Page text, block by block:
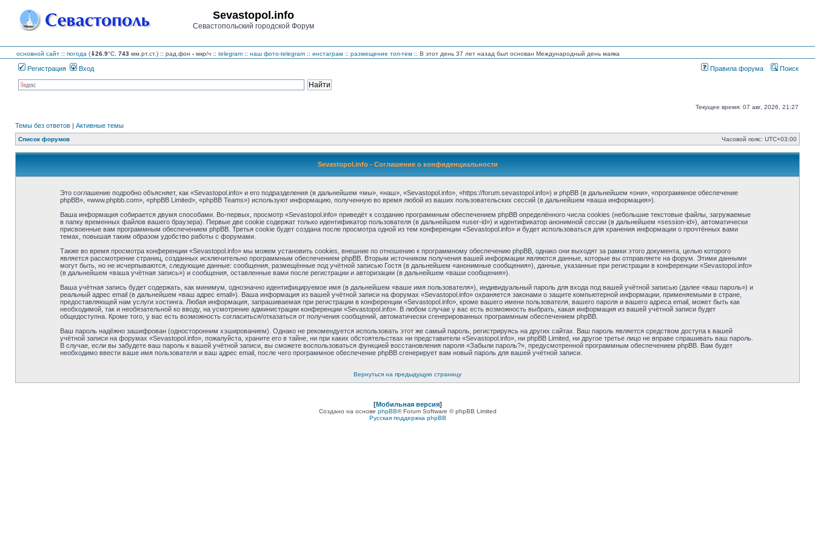
Sevastopol.info
Севастопольский городской Форум
основной сайт :: погода (⇓26.9°C, 743 мм.рт.ст.) :: рад.фон - мкр/ч :: telegram :: наш фото-telegram :: инстаграм :: размещение топ-тем :: В этот день 37 лет назад был основан Международный день маяка
Регистрация Вход Правила форума Поиск
Текущее время: 07 авг, 2026, 21:27
Темы без ответов | Активные темы
Список форумов Часовой пояс: UTC+03:00
Sevastopol.info - Соглашение о конфиденциальности
Это соглашение подробно объясняет, как «Sevastopol.info» и его подразделения (в дальнейшем «мы», «наш», «Sevastopol.info», «https://forum.sevastopol.info») и phpBB (в дальнейшем «они», «программное обеспечение
phpBB», «www.phpbb.com», «phpBB Limited», «phpBB Teams») используют информацию, полученную во время любой из ваших пользовательских сессий (в дальнейшем «ваша информация»).
Ваша информация собирается двумя способами. Во-первых, просмотр «Sevastopol.info» приведёт к созданию программным обеспечением phpBB определённого числа cookies (небольшие текстовые файлы, загружаемые
в папку временных файлов вашего браузера). Первые две cookie содержат только идентификатор пользователя (в дальнейшем «user-id») и идентификатор анонимной сессии (в дальнейшем «session-id»), автоматически
присвоенные вам программным обеспечением phpBB. Третья cookie будет создана после просмотра одной из тем конференции «Sevastopol.info» и будет использоваться для хранения информации о прочтённых вами
темах, повышая таким образом удобство работы с форумами.
Также во время просмотра конференции «Sevastopol.info» мы можем установить cookies, внешние по отношению к программному обеспечению phpBB, однако они выходят за рамки этого документа, целью которого
является рассмотрение страниц, созданных исключительно программным обеспечением phpBB. Вторым источником получения вашей информации являются данные, которые вы отправляете на форум. Этими данными
могут быть, но не исчерпываются, следующие данные: сообщения, размещённые под учётной записью Гостя (в дальнейшем «анонимные сообщения»), данные, указанные при регистрации в конференции «Sevastopol.info»
(в дальнейшем «ваша учётная запись») и сообщения, оставленные вами после регистрации и авторизации (в дальнейшем «ваши сообщения»).
Ваша учётная запись будет содержать, как минимум, однозначно идентифицируемое имя (в дальнейшем «ваше имя пользователя»), индивидуальный пароль для входа под вашей учётной записью (далее «ваш пароль») и
реальный адрес email (в дальнейшем «ваш адрес email»). Ваша информация из вашей учётной записи на форумах «Sevastopol.info» охраняется законами о защите компьютерной информации, применяемыми в стране,
предоставляющей нам услуги хостинга. Любая информация, запрашиваемая при регистрации в конференции «Sevastopol.info», кроме вашего имени пользователя, вашего пароля и вашего адреса email, может быть как
необходимой, так и необязательной ко вводу, на усмотрение администрации конференции «Sevastopol.info». В любом случае у вас есть возможность выбрать, какая информация из вашей учётной записи будет
общедоступна. Кроме того, у вас есть возможность согласиться/отказаться от получения сообщений, автоматически сгенерированных программным обеспечением phpBB.
Ваш пароль надёжно зашифрован (односторонним хэшированием). Однако не рекомендуется использовать этот же самый пароль, регистрируясь на других сайтах. Ваш пароль является средством доступа к вашей
учётной записи на форумах «Sevastopol.info», пожалуйста, храните его в тайне, ни при каких обстоятельствах ни представители «Sevastopol.info», ни phpBB Limited, ни другое третье лицо не вправе спрашивать ваш пароль.
В случае, если вы забудете ваш пароль к вашей учётной записи, вы сможете воспользоваться функцией восстановления пароля «Забыли пароль?», предусмотренной программным обеспечением phpBB. Вам будет
необходимо ввести ваше имя пользователя и ваш адрес email, после чего программное обеспечение phpBB сгенерирует вам новый пароль для вашей учётной записи.
Вернуться на предыдущую страницу
[Мобильная версия]
Создано на основе phpBB® Forum Software © phpBB Limited
Русская поддержка phpBB